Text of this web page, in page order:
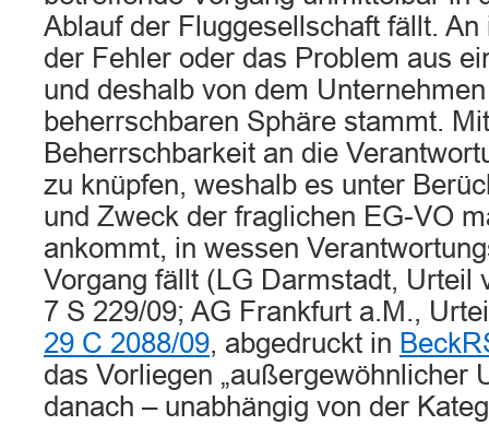
Ablauf der Fluggesellschaft fällt.
der Fehler oder das Problem aus
und deshalb von dem
beherrschbaren Sphäre stammt.
Beherrschbarkeit an die
zu knüpfen, weshalb es unter
und Zweck der fraglichen EG-VO
ankommt, in wessen
Vorgang fällt (LG Darmstadt, Urteil
7 S 229/09; AG Frankfurt a.M.,
29 C 2088/09, abgedruckt in
das Vorliegen „außergewöhnlicher
danach – unabhängig von der